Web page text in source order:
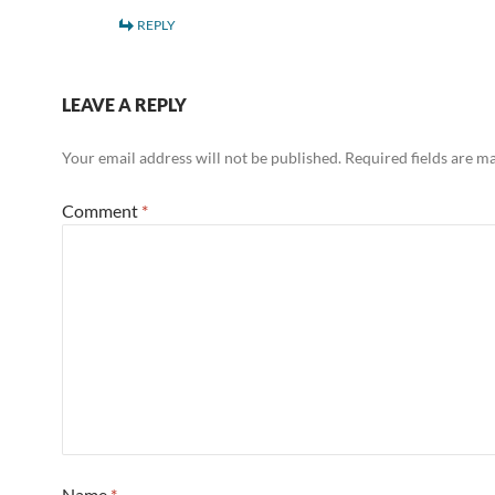
REPLY
LEAVE A REPLY
Your email address will not be published. Required fields are
Comment *